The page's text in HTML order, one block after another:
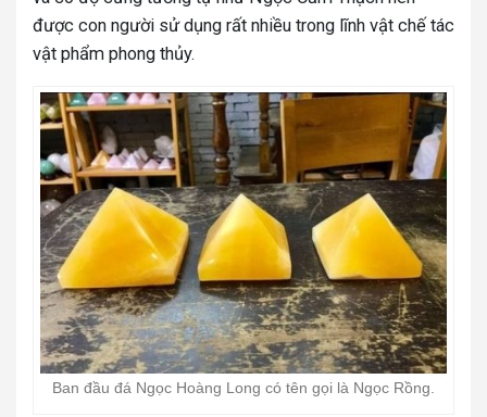
được con người sử dụng rất nhiều trong lĩnh vật chế tác
vật phẩm phong thủy.
Ban đầu đá Ngọc Hoàng Long có tên gọi là Ngọc Rồng.